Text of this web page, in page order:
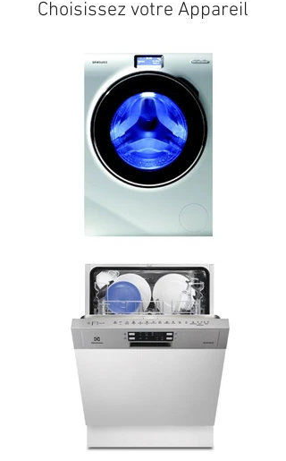
Choisissez votre Appareil